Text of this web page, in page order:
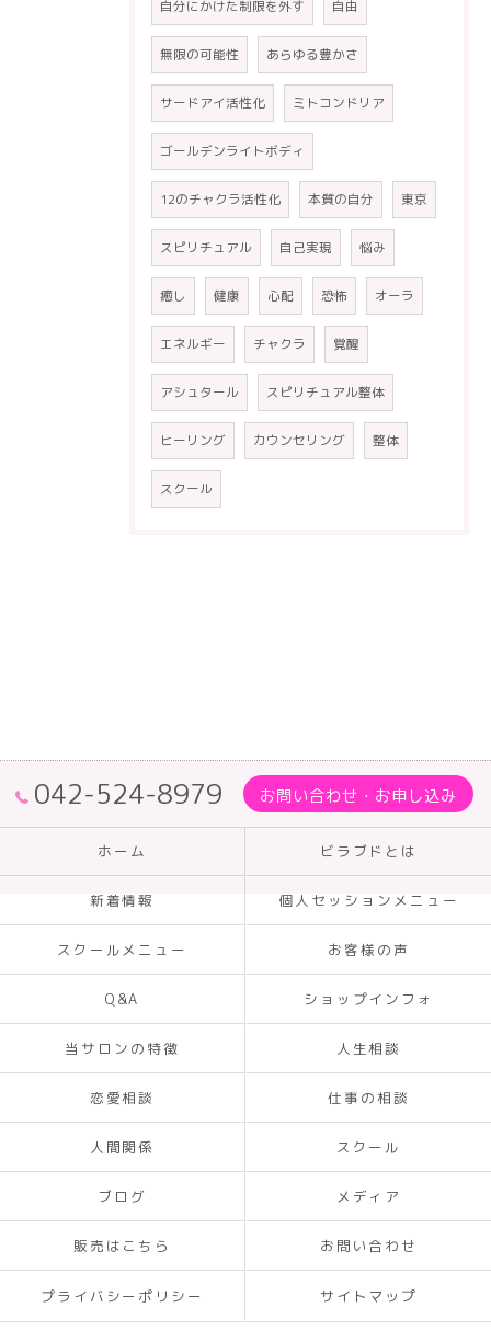
自分にかけた制限を外す 自由
無限の可能性 あらゆる豊かさ
サードアイ活性化 ミトコンドリア
ゴールデンライトボディ
12のチャクラ活性化 本質の自分 東京
スピリチュアル 自己実現 悩み
癒し 健康 心配 恐怖 オーラ
エネルギー チャクラ 覚醒
アシュタール スピリチュアル整体
ヒーリング カウンセリング 整体
スクール
042-524-8979 お問い合わせ・お申し込み
ホーム ビラブドとは
新着情報 個人セッションメニュー
スクールメニュー お客様の声
Q&A ショップインフォ
当サロンの特徴 人生相談
恋愛相談 仕事の相談
人間関係 スクール
ブログ メディア
販売はこちら お問い合わせ
プライバシーポリシー サイトマップ